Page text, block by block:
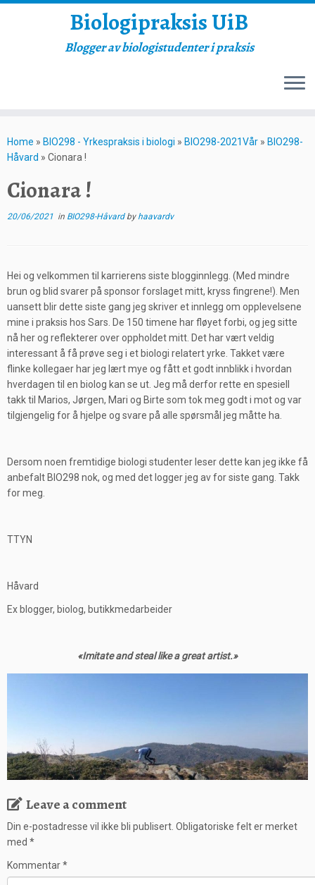
to
content
Biologipraksis UiB
Blogger av biologistudenter i praksis
Home » BIO298 - Yrkespraksis i biologi » BIO298-2021Vår » BIO298-
Håvard » Cionara !
Cionara !
20/06/2021 in BIO298-Håvard by haavardv
Hei og velkommen til karrierens siste blogginnlegg. (Med mindre
brun og blid svarer på sponsor forslaget mitt, kryss fingrene!). Men
uansett blir dette siste gang jeg skriver et innlegg om opplevelsene
mine i praksis hos Sars. De 150 timene har fløyet forbi, og jeg sitte
nå her og reflekterer over oppholdet mitt. Det har vært veldig
interessant å få prøve seg i et biologi relatert yrke. Takket være
flinke kollegaer har jeg lært mye og fått et godt innblikk i hvordan
hverdagen til en biolog kan se ut. Jeg må derfor rette en spesiell
takk til Marios, Jørgen, Mari og Birte som tok meg godt i mot og var
tilgjengelig for å hjelpe og svare på alle spørsmål jeg måtte ha.
Dersom noen fremtidige biologi studenter leser dette kan jeg ikke få
anbefalt BIO298 nok, og med det logger jeg av for siste gang. Takk
for meg.
TTYN
Håvard
Ex blogger, biolog, butikkmedarbeider
«Imitate and steal like a great artist.»
Leave a comment
Din e-postadresse vil ikke bli publisert. Obligatoriske felt er merket
med *
Kommentar*